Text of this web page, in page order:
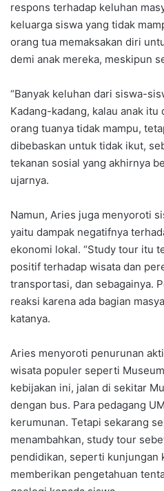
respons terhadap keluhan
keluarga siswa yang tidak
orang tua memaksakan diri
demi anak mereka, meskipun
“Banyak keluhan dari siswa-
Kadang-kadang, kalau anak
orang tuanya tidak mampu,
dibebaskan untuk tidak ikut,
tekanan sosial yang akhirnya
ujarnya.
Namun, Aries juga menyoroti
yaitu dampak negatifnya
ekonomi lokal. “Study tour itu
positif terhadap wisata dan
transportasi, dan sebagainya.
reaksi karena ada bagian
katanya.
Aries menyoroti penurunan
wisata populer seperti
kebijakan ini, jalan di sekitar
dengan bus. Para pedagang
kerumunan. Tetapi sekarang
menambahkan, study tour
pendidikan, seperti kunjungan
memberikan pengetahuan